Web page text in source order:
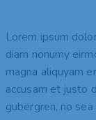
Lorem ipsum
diam nonumy
magna aliquyam
accusam et justo
gubergren, no